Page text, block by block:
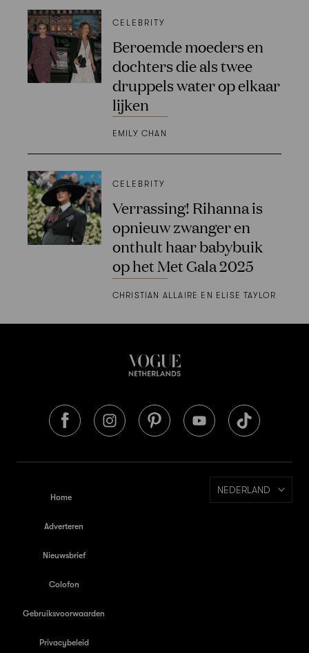
CELEBRITY
Beroemde moeders en
dochters die als twee
druppels water op elkaar
lijken
EMILY CHAN
CELEBRITY
Verrassing! Rihanna is
opnieuw zwanger en
onthult haar babybuik
op het Met Gala 2025
CHRISTIAN ALLAIRE EN ELISE TAYLOR
Home
Adverteren
Nieuwsbrief
Colofon
Gebruiksvoorwaarden
Privacybeleid
NEDERLAND